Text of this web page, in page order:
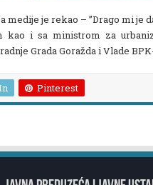
je rekao – ”Drago mi je
i sa ministrom za
Grada Goražda i Vlade
Pinterest